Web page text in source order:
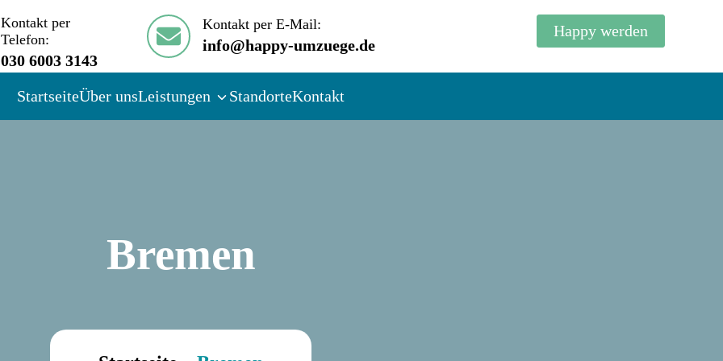
Kontakt per
Telefon:
030 6003 3143
Kontakt per E-Mail:
info@happy-umzuege.de
Happy werden
StartseiteÜber unsLeistungen StandorteKontakt
Bremen